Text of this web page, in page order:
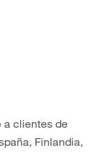
a clientes de
Finlandia,